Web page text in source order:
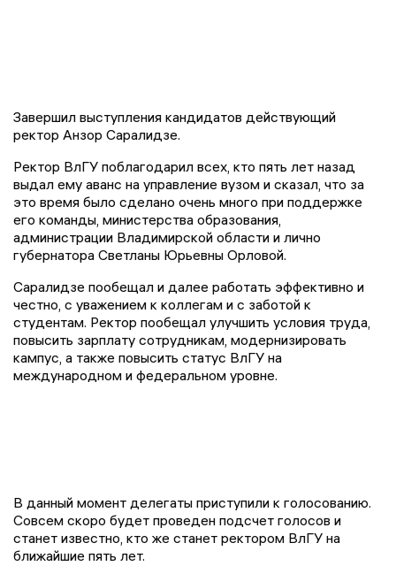
Завершил выступления кандидатов действующий
ректор Анзор Саралидзе.
Ректор ВлГУ поблагодарил всех, кто пять лет назад
выдал ему аванс на управление вузом и сказал, что за
это время было сделано очень много при поддержке
его команды, министерства образования,
администрации Владимирской области и лично
губернатора Светланы Юрьевны Орловой.
Саралидзе пообещал и далее работать эффективно и
честно, с уважением к коллегам и с заботой к
студентам. Ректор пообещал улучшить условия труда,
повысить зарплату сотрудникам, модернизировать
кампус, а также повысить статус ВлГУ на
международном и федеральном уровне.
В данный момент делегаты приступили к голосованию.
Совсем скоро будет проведен подсчет голосов и
станет известно, кто же станет ректором ВлГУ на
ближайшие пять лет.